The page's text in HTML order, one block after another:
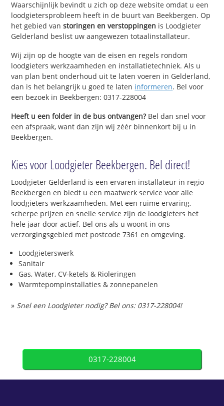
Waarschijnlijk bevindt u zich op deze website omdat u een
loodgietersprobleem heeft in de buurt van Beekbergen. Op
het gebied vanstoringen en verstoppingen is Loodgieter
Gelderland beslist uw aangewezen totaalinstallateur.
Wij zijn op de hoogte van de eisen en regels rondom
loodgieters werkzaamheden en installatietechniek. Als u
van plan bent onderhoud uit te laten voeren in Gelderland,
dan is het belangrijk u goed te laten informeren. Bel voor
een bezoek in Beekbergen: 0317-228004
Heeft u een folder in de bus ontvangen?Bel dan snel voor
een afspraak, want dan zijn wij zéér binnenkort bij u in
Beekbergen.
Kies voor Loodgieter Beekbergen. Bel direct!
Loodgieter Gelderland is een ervaren installateur in regio
Beekbergen en biedt u een maatwerk service voor alle
loodgieters werkzaamheden. Met een ruime ervaring,
scherpe prijzen en snelle service zijn de loodgieters het
hele jaar door actief. Bel ons als u woont in ons
verzorgingsgebied met postcode 7361 en omgeving.
Loodgieterswerk
Sanitair
Gas, Water, CV-ketels & Rioleringen
Warmtepompinstallaties & zonnepanelen
» Snel een Loodgieter nodig? Bel ons: 0317-228004!
0317-228004